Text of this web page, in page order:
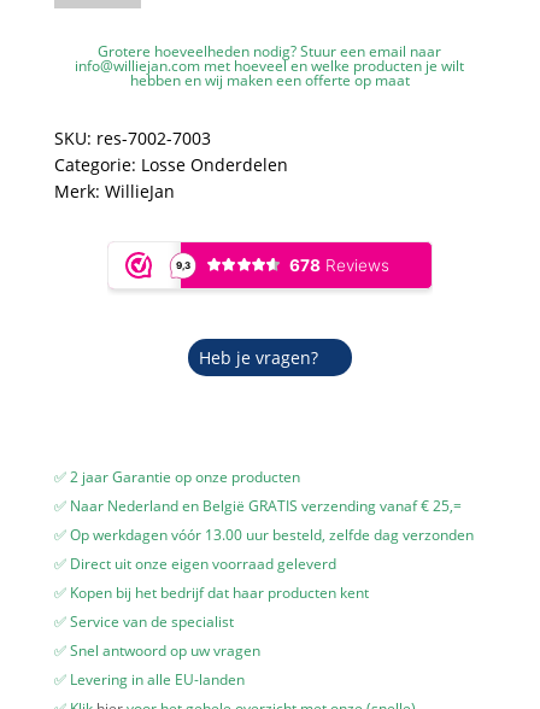
WillieJan
7002
aantal
Grotere hoeveelheden nodig? Stuur een email naar
info@williejan.com met hoeveel en welke producten je wilt
hebben en wij maken een offerte op maat
SKU: res-7002-7003
Categorie: Losse Onderdelen
Merk: WillieJan
Heb je vragen?
✅ 2 jaar Garantie op onze producten
✅ Naar Nederland en België GRATIS verzending vanaf € 25,=
✅ Op werkdagen vóór 13.00 uur besteld, zelfde dag verzonden
✅ Direct uit onze eigen voorraad geleverd
✅ Kopen bij het bedrijf dat haar producten kent
✅ Service van de specialist
✅ Snel antwoord op uw vragen
✅ Levering in alle EU-landen